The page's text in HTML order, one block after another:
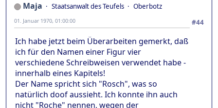
Maja Staatsanwalt des Teufels
Oberbotz
#44
01. Januar 1970, 01:00:00
Ich habe jetzt beim Überarbeiten gemerkt, daß
ich für den Namen einer Figur vier
verschiedene Schreibweisen verwendet habe -
innerhalb eines Kapitels!
Der Name spricht sich "Rosch", was so
natürlich doof aussieht. Ich konnte ihn auch
nicht "Roche" nennen, wegen der